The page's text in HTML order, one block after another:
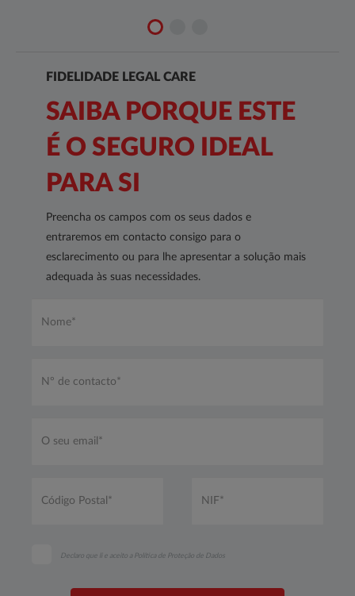
FIDELIDADE LEGAL CARE
SAIBA PORQUE ESTE
É O SEGURO IDEAL
PARA SI
Preencha os campos com os seus dados e
entraremos em contacto consigo para o
esclarecimento ou para lhe apresentar a solução mais
adequada às suas necessidades.
Postal*
Declaro que li e aceito a Política de Proteção de Dados